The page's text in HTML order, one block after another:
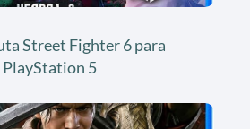
Street Fighter 6 para
PlayStation 5